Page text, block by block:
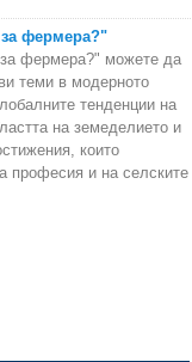
за фермера?"
за фермера?" можете да
теми в модерното
тенденции на
на земеделието и
които
професия и на селските